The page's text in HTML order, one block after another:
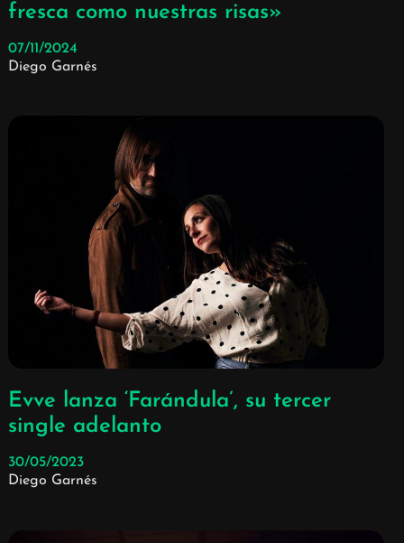
fresca como nuestras risas»
07/11/2024
Diego Garnés
Evve lanza ‘Farándula’, su tercer
single adelanto
30/05/2023
Diego Garnés